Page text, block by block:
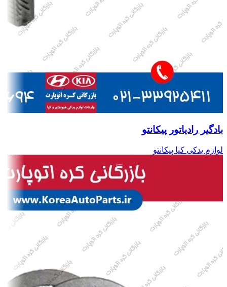
بادگیر رادیاتور پیکانتو
لوازم یدکی کیا پیکانتو